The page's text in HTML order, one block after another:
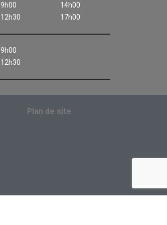
9h00
12h30
14h00
17h00
9h00
12h30
Plan de site